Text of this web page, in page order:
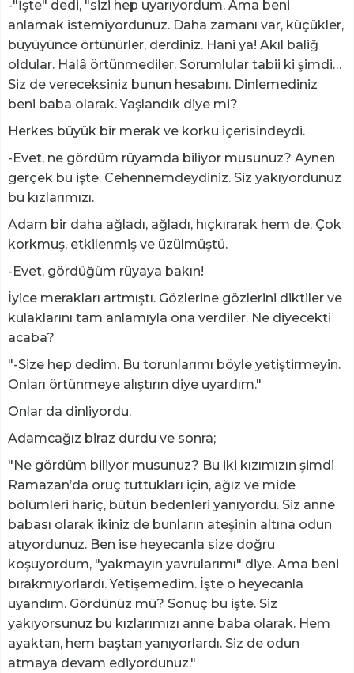
-"İşte" dedi, "sizi hep uyarıyordum. Ama beni
anlamak istemiyordunuz. Daha zamanı var, küçükler,
büyüyünce örtünürler, derdiniz. Hani ya! Akıl baliğ
oldular. Halâ örtünmediler. Sorumlular tabii ki şimdi…
Siz de vereceksiniz bunun hesabını. Dinlemediniz
beni baba olarak. Yaşlandık diye mi?
Herkes büyük bir merak ve korku içerisindeydi.
-Evet, ne gördüm rüyamda biliyor musunuz? Aynen
gerçek bu işte. Cehennemdeydiniz. Siz yakıyordunuz
bu kızlarımızı.
Adam bir daha ağladı, ağladı, hıçkırarak hem de. Çok
korkmuş, etkilenmiş ve üzülmüştü.
-Evet, gördüğüm rüyaya bakın!
İyice merakları artmıştı. Gözlerine gözlerini diktiler ve
kulaklarını tam anlamıyla ona verdiler. Ne diyecekti
acaba?
"-Size hep dedim. Bu torunlarımı böyle yetiştirmeyin.
Onları örtünmeye alıştırın diye uyardım."
Onlar da dinliyordu.
Adamcağız biraz durdu ve sonra;
"Ne gördüm biliyor musunuz? Bu iki kızımızın şimdi
Ramazan’da oruç tuttukları için, ağız ve mide
bölümleri hariç, bütün bedenleri yanıyordu. Siz anne
babası olarak ikiniz de bunların ateşinin altına odun
atıyordunuz. Ben ise heyecanla size doğru
koşuyordum, "yakmayın yavrularımı" diye. Ama beni
bırakmıyorlardı. Yetişemedim. İşte o heyecanla
uyandım. Gördünüz mü? Sonuç bu işte. Siz
yakıyorsunuz bu kızlarımızı anne baba olarak. Hem
ayaktan, hem baştan yanıyorlardı. Siz de odun
atmaya devam ediyordunuz."